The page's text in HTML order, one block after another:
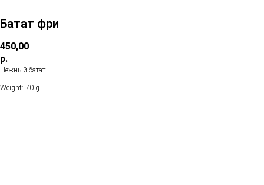
Батат фри
450,00
р.
Нежный батат
Weight: 70 g